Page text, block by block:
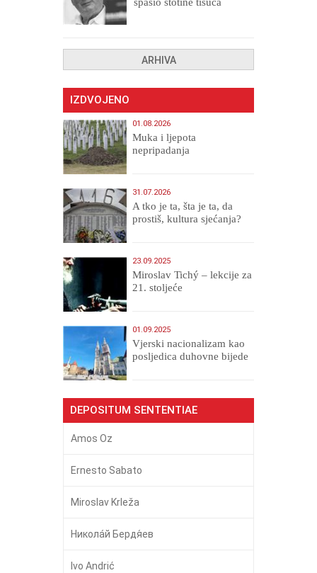
spasio stotine tisuća
ARHIVA
IZDVOJENO
01.08.2026
Muka i ljepota
nepripadanja
31.07.2026
A tko je ta, šta je ta, da
prostiš, kultura sjećanja?
23.09.2025
Miroslav Tichý – lekcije za
21. stoljeće
01.09.2025
​Vjerski nacionalizam kao
posljedica duhovne bijede
DEPOSITUM SENTENTIAE
Amos Oz
Ernesto Sabato
Miroslav Krleža
Никола́й Бердя́ев
Ivo Andrić